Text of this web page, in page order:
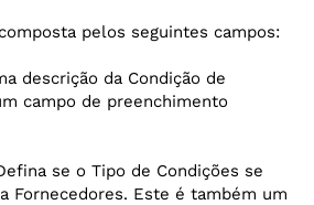
pelos seguintes campos:
descrição da Condição de
campo de preenchimento
se o Tipo de Condições se
Fornecedores. Este é também um